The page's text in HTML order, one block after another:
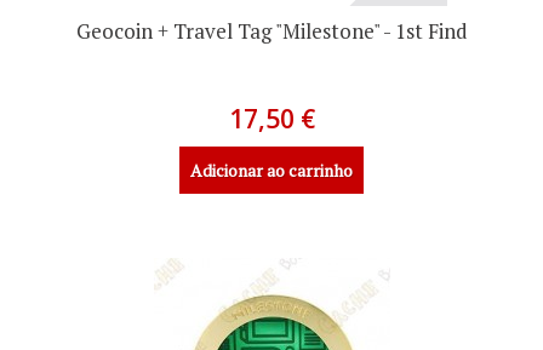
Geocoin + Travel Tag "Milestone" - 1st Find
17,50 €
Adicionar ao carrinho